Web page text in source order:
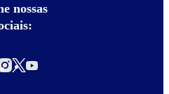
nossas